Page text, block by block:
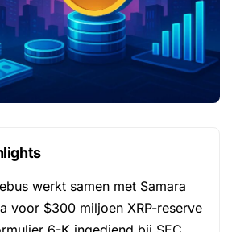
werkt samen met Samara
voor $300 miljoen XRP-reserve